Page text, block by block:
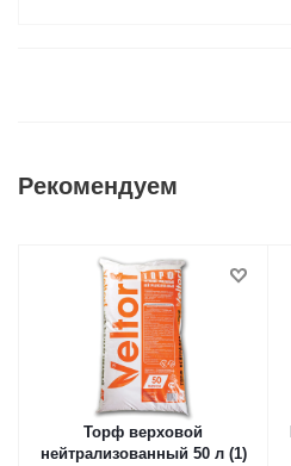
Рекомендуем
Торф верховой
нейтрализованный 50 л (1)